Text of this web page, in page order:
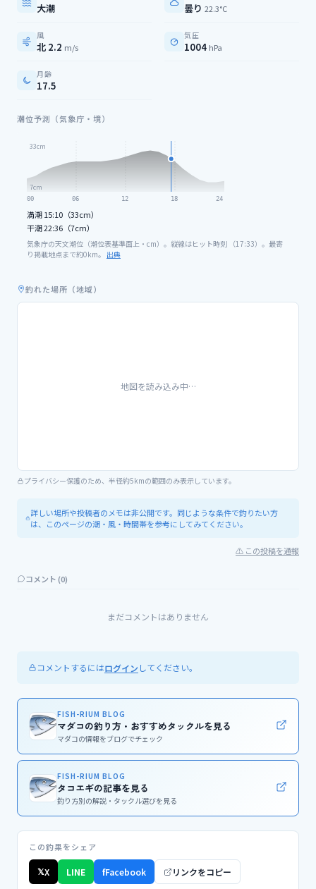
大潮 曇り 22.3°C
風
北 2.2 m/s
気圧
1004 hPa
月齢
17.5
潮位予測（気象庁・境）
33cm
7cm
00 06 12 18 24
満潮15:10（33cm）
干潮22:36（7cm）
気象庁の天文潮位（潮位表基準面上・cm）。縦線はヒット時刻 （17:33）。最寄
り掲載地点まで約0km。 出典
釣れた場所（地域）
地図を読み込み中…
プライバシー保護のため、半径約5kmの範囲のみ表示しています。
詳しい場所や投稿者のメモは非公開です。同じような条件で釣りたい方
は、このページの潮・風・時間帯を参考にしてみてください。
⚠ この投稿を通報
コメント (0)
まだコメントはありません
コメントするにはログイン してください。
FISH-RIUM BLOG
マダコの釣り方・おすすめタックルを見る
マダコの情報をブログでチェック
FISH-RIUM BLOG
タコエギの記事を見る
釣り方別の解説・タックル選びを見る
この釣果をシェア
𝕏X LINE fFacebook リンクをコピー